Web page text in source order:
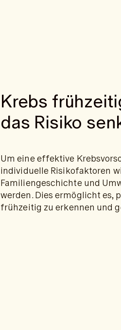
Krebs
das Risiko
Um eine effektive
individuelle Risikofaktoren
Familiengeschichte und
werden. Dies ermöglicht es,
frühzeitig zu erkennen und